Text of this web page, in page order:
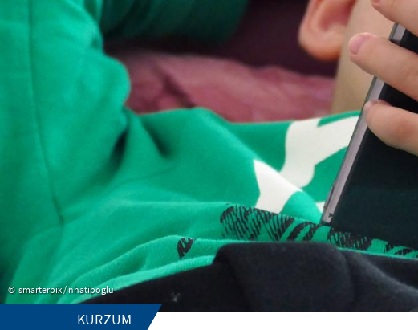
smarterpix / nhatipoglu
KURZUM